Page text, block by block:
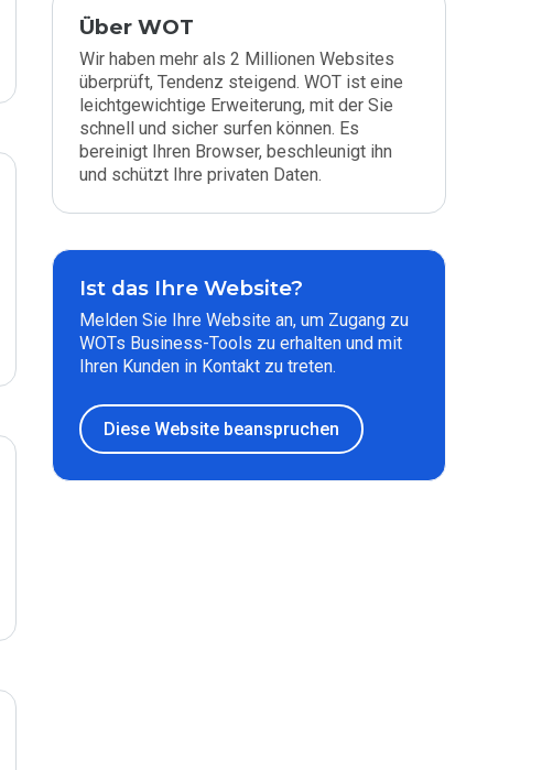
Über WOT
Wir haben mehr als 2 Millionen Websites
überprüft, Tendenz steigend. WOT ist eine
leichtgewichtige Erweiterung, mit der Sie
schnell und sicher surfen können. Es
bereinigt Ihren Browser, beschleunigt ihn
und schützt Ihre privaten Daten.
Ist das Ihre Website?
Melden Sie Ihre Website an, um Zugang zu
WOTs Business-Tools zu erhalten und mit
Ihren Kunden in Kontakt zu treten.
Diese Website beanspruchen